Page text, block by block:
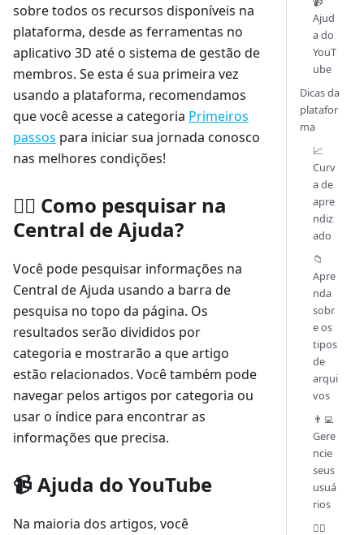
sobre todos os recursos disponíveis na
plataforma, desde as ferramentas no
aplicativo 3D até o sistema de gestão de
membros. Se esta é sua primeira vez
usando a plataforma, recomendamos
que você acesse a categoria Primeiros
passos para iniciar sua jornada conosco
nas melhores condições!
🕵️‍♂️ Como pesquisar na
Central de Ajuda?
Você pode pesquisar informações na
Central de Ajuda usando a barra de
pesquisa no topo da página. Os
resultados serão divididos por
categoria e mostrarão a que artigo
estão relacionados. Você também pode
navegar pelos artigos por categoria ou
usar o índice para encontrar as
informações que precisa.
📹 Ajuda do YouTube
Na maioria dos artigos, você
Ajud
a do
YouT
ube
Dicas da
platafor
ma
📈
Curv
a de
apre
ndiz
ado
📁
Apre
nda
sobr
e os
tipos
de
arqui
vos
👨‍💻
Gere
ncie
seus
usuá
rios
🙋‍♂️